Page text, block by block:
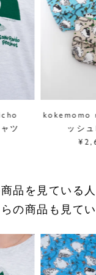
クト」に寄付され
の活動に役立てられ
こちら
、持ち手64cm、持
わせ
こちら
ツ
kokemomo
ッシ
品を見ている人
の商品も見て